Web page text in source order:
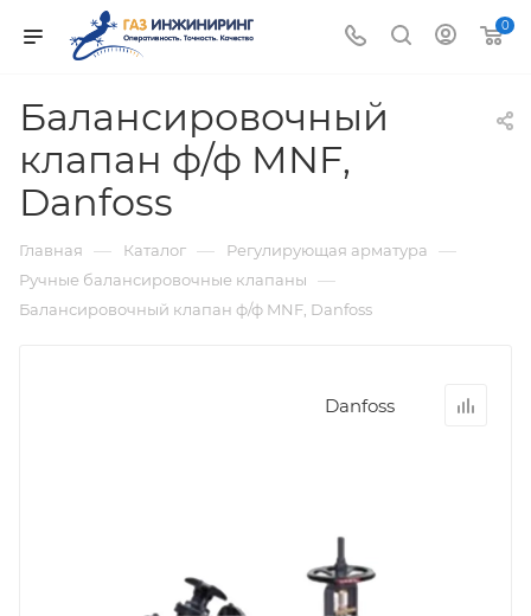
0
Балансировочный
клапан ф/ф MNF,
Danfoss
Главная — Каталог — Регулирующая арматура —
Ручные балансировочные клапаны —
Балансировочный клапан ф/ф MNF, Danfoss
Danfoss